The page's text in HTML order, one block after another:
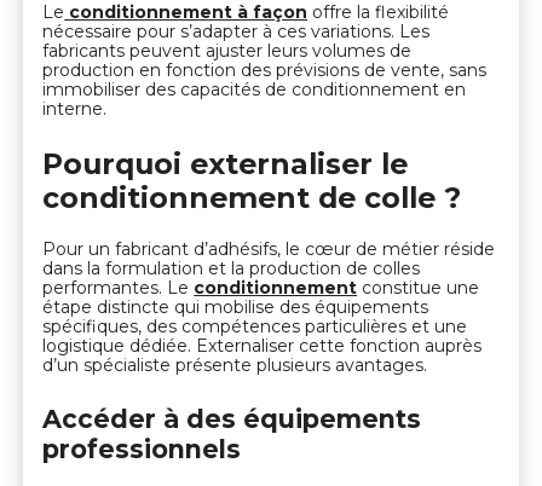
Le conditionnement à façon offre la flexibilité
nécessaire pour s’adapter à ces variations. Les
fabricants peuvent ajuster leurs volumes de
production en fonction des prévisions de vente, sans
immobiliser des capacités de conditionnement en
interne.
Pourquoi externaliser le
conditionnement de colle ?
Pour un fabricant d’adhésifs, le cœur de métier réside
dans la formulation et la production de colles
performantes. Le conditionnement constitue une
étape distincte qui mobilise des équipements
spécifiques, des compétences particulières et une
logistique dédiée. Externaliser cette fonction auprès
d’un spécialiste présente plusieurs avantages.
Accéder à des équipements
professionnels